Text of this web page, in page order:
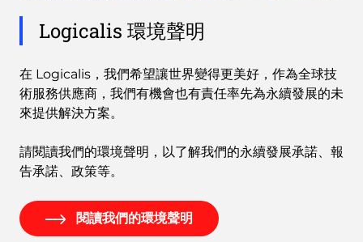
Logicalis 環境聲明
在 Logicalis，我們希望讓世界變得更美好，作為全球技
術服務供應商，我們有機會也有責任率先為永續發展的未
來提供解決方案。
請閱讀我們的環境聲明，以了解我們的永續發展承諾、報
告承諾、政策等。
閱讀我們的環境聲明